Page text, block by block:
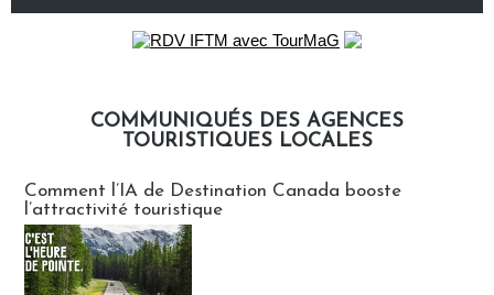
COMMUNIQUÉS DES AGENCES
TOURISTIQUES LOCALES
Comment l’IA de Destination Canada booste
l’attractivité touristique